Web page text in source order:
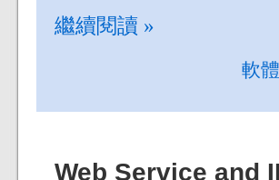
繼續閱讀 »
軟
Web Service and